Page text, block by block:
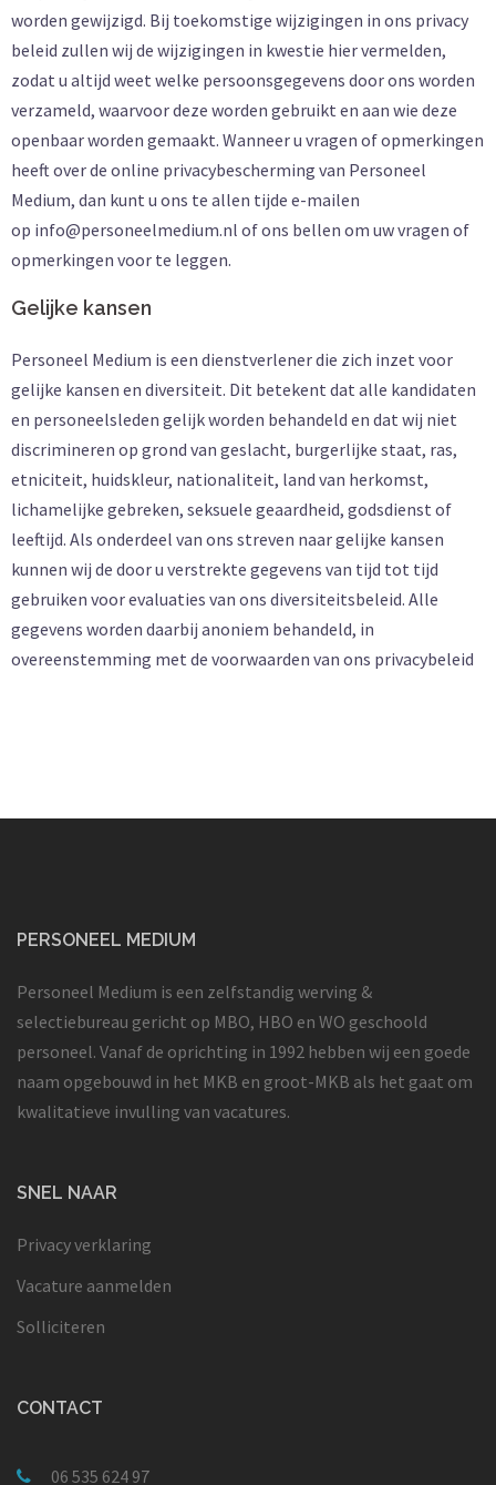
worden gewijzigd. Bij toekomstige wijzigingen in ons privacy
beleid zullen wij de wijzigingen in kwestie hier vermelden,
zodat u altijd weet welke persoonsgegevens door ons worden
verzameld, waarvoor deze worden gebruikt en aan wie deze
openbaar worden gemaakt. Wanneer u vragen of opmerkingen
heeft over de online privacybescherming van Personeel
Medium, dan kunt u ons te allen tijde e-mailen
op info@personeelmedium.nl of ons bellen om uw vragen of
opmerkingen voor te leggen.
Gelijke kansen
Personeel Medium is een dienstverlener die zich inzet voor
gelijke kansen en diversiteit. Dit betekent dat alle kandidaten
en personeelsleden gelijk worden behandeld en dat wij niet
discrimineren op grond van geslacht, burgerlijke staat, ras,
etniciteit, huidskleur, nationaliteit, land van herkomst,
lichamelijke gebreken, seksuele geaardheid, godsdienst of
leeftijd. Als onderdeel van ons streven naar gelijke kansen
kunnen wij de door u verstrekte gegevens van tijd tot tijd
gebruiken voor evaluaties van ons diversiteitsbeleid. Alle
gegevens worden daarbij anoniem behandeld, in
overeenstemming met de voorwaarden van ons privacybeleid
PERSONEEL MEDIUM
Personeel Medium is een zelfstandig werving &
selectiebureau gericht op MBO, HBO en WO geschoold
personeel. Vanaf de oprichting in 1992 hebben wij een goede
naam opgebouwd in het MKB en groot-MKB als het gaat om
kwalitatieve invulling van vacatures.
SNEL NAAR
Privacy verklaring
Vacature aanmelden
Solliciteren
CONTACT
06 535 624 97